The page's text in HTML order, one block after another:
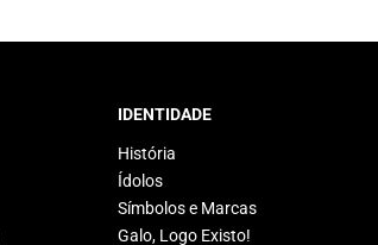
IDENTIDADE
História
Ídolos
Símbolos e Marcas
Galo, Logo Existo!